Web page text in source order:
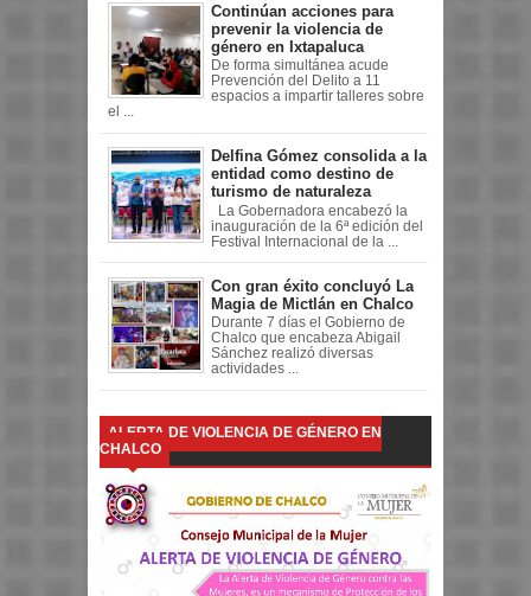
Continúan acciones para
prevenir la violencia de
género en Ixtapaluca
De forma simultánea acude
Prevención del Delito a 11
espacios a impartir talleres sobre
el ...
Delfina Gómez consolida a la
entidad como destino de
turismo de naturaleza
La Gobernadora encabezó la
inauguración de la 6ª edición del
Festival Internacional de la ...
Con gran éxito concluyó La
Magia de Mictlán en Chalco
Durante 7 días el Gobierno de
Chalco que encabeza Abigail
Sánchez realizó diversas
actividades ...
ALERTA DE VIOLENCIA DE GÉNERO EN
CHALCO